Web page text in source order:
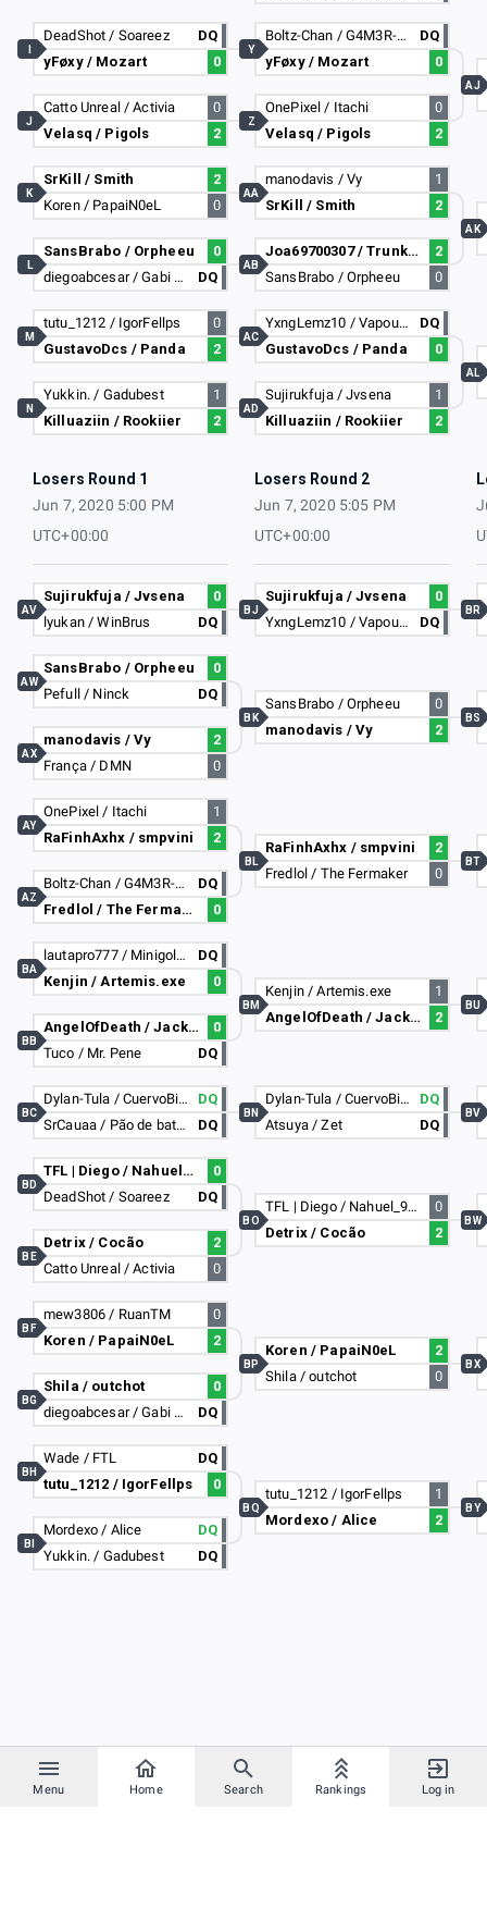
Menu Home Search Rankings Log in
DeadShot / Soareez
DQ
yFøxy / Mozart
0
Catto Unreal / Activia
0
Velasq / Pigols
2
J
SrKill / Smith
2
Koren / PapaiN0eL
0
K
SansBrabo / Orpheeu
0
diegoabcesar / Gabi sem paciencia
DQ
L
tutu_1212 / IgorFellps
0
GustavoDcs / Panda
2
M
Yukkin. / Gadubest
1
Killuaziin / Rookiier
2
N
Boltz-Chan / G4M3R-Chan
DQ
yFøxy / Mozart
0
Y
OnePixel / Itachi
0
Velasq / Pigols
2
Z
manodavis / Vy
1
SrKill / Smith
2
AA
Joa69700307 / TrunksESP
2
SansBrabo / Orpheeu
0
AB
YxngLemz10 / VapourSmokez-
DQ
GustavoDcs / Panda
0
AC
Sujirukfuja / Jvsena
1
Killuaziin / Rookiier
2
AD
AJ
AK
AL
Losers Round 1
Jun 7, 2020 5:00 PM
UTC+00:00
Losers Round 2
Jun 7, 2020 5:05 PM
UTC+00:00
Sujirukfuja / Jvsena
0
lyukan / WinBrus
DQ
AV
SansBrabo / Orpheeu
0
Pefull / Ninck
DQ
AW
manodavis / Vy
2
França / DMN
0
AX
OnePixel / Itachi
1
RaFinhAxhx / smpvini
2
AY
Boltz-Chan / G4M3R-Chan
DQ
Fredlol / The Fermaker
0
AZ
lautapro777 / Minigolem74
DQ
Kenjin / Artemis.exe
0
BA
AngelOfDeath / JackFireDark
0
Tuco / Mr. Pene
DQ
BB
Dylan-Tula / CuervoBianco
DQ
SrCauaa / Pão de batata
DQ
BC
TFL | Diego / Nahuel_99_
0
DeadShot / Soareez
DQ
BD
Detrix / Cocão
2
Catto Unreal / Activia
0
BE
mew3806 / RuanTM
0
Koren / PapaiN0eL
2
BF
Shila / outchot
0
diegoabcesar / Gabi sem paciencia
DQ
BG
Wade / FTL
DQ
tutu_1212 / IgorFellps
0
BH
Mordexo / Alice
DQ
Yukkin. / Gadubest
DQ
BI
Sujirukfuja / Jvsena
0
YxngLemz10 / VapourSmokez-
DQ
BJ
SansBrabo / Orpheeu
0
manodavis / Vy
2
BK
RaFinhAxhx / smpvini
2
Fredlol / The Fermaker
0
BL
Kenjin / Artemis.exe
1
AngelOfDeath / JackFireDark
2
BM
Dylan-Tula / CuervoBianco
DQ
Atsuya / Zet
DQ
BN
TFL | Diego / Nahuel_99_
0
Detrix / Cocão
2
BO
Koren / PapaiN0eL
2
Shila / outchot
0
BP
tutu_1212 / IgorFellps
1
Mordexo / Alice
2
BQ
BR
BS
BT
BU
BV
BW
BX
BY